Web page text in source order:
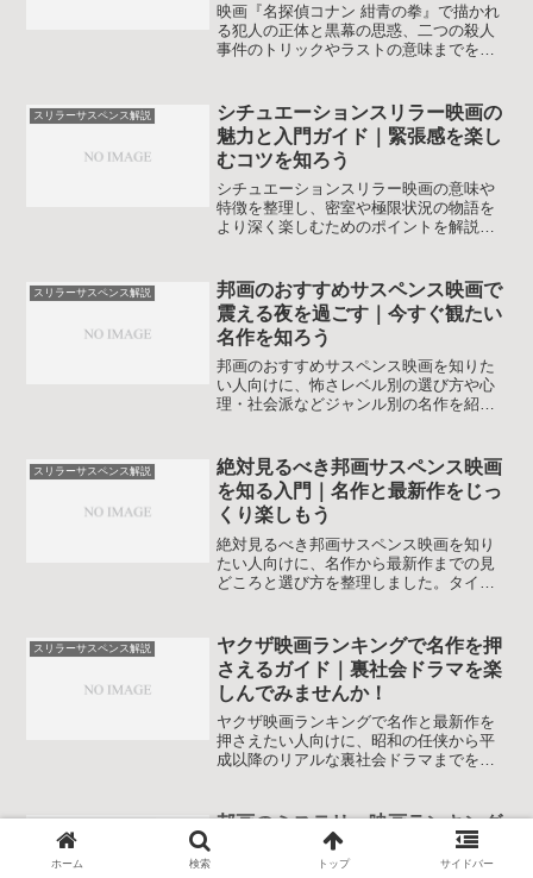
映画『名探偵コナン 紺青の拳』で描かれ
る犯人の正体と黒幕の思惑、二つの殺人
事件のトリックやラストの意味までを整
情をもう一度味わえる内容です。
スリラーサスペンス解説
シチュエーションスリラー映画の
魅力と入門ガイド｜緊張感を楽し
むコツを知ろう
シチュエーションスリラー映画の意味や
特徴を整理し、密室や極限状況の物語を
より深く楽しむためのポイントを解説し
べる内容ですので、サスペンス映画初心
者の人にもきっと役立ちます。
スリラーサスペンス解説
邦画のおすすめサスペンス映画で
震える夜を過ごす｜今すぐ観たい
名作を知ろう
邦画のおすすめサスペンス映画を知りた
い人向けに、怖さレベル別の選び方や心
理・社会派などジャンル別の名作を紹介
な映画ファンまで楽しめる保存版のガイ
ドです。作品選びで迷ったときの指針に
なります。
スリラーサスペンス解説
絶対見るべき邦画サスペンス映画
を知る入門｜名作と最新作をじっ
くり楽しもう
絶対見るべき邦画サスペンス映画を知り
たい人向けに、名作から最新作までの見
どころと選び方を整理しました。タイプ
記事です。初めてサスペンスを見る人に
も再鑑賞の指針を求めるファンにも役立
つ内容です。
スリラーサスペンス解説
ヤクザ映画ランキングで名作を押
さえるガイド｜裏社会ドラマを楽
しんでみませんか！
ヤクザ映画ランキングで名作と最新作を
押さえたい人向けに、昭和の任侠から平
成以降のリアルな裏社会ドラマまでをタ
一本が見つかる読み物です。初心者でも
安心して観られる作品も丁寧に取り上げ
邦画のミステリー映画ランキング
決定版｜迷わず名作に出会える一
ホーム 検索 トップ サイドバー